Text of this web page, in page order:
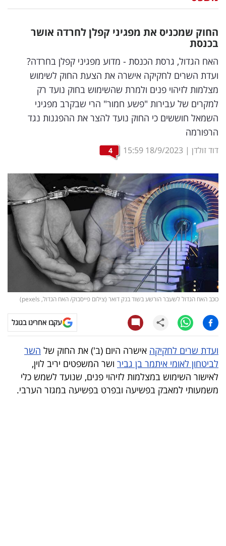
דיגיטל
וטק
שיווק
ופרסום
משפט
מדדים
דעות
רכילות
עסקית
קריפטו
ויראלי
טלוויזיה
עסקי
ספורט
קריירה
ולימודים
מינויים
החוק שמכניס את מפגיני קפלן לחרדה אושר
בכנסת
האח הגדול, גרסת הכנסת - מדוע מפגיני קפלן בחרדה?
ועדת השרים לחקיקה אישרה את הצעת החוק לשימוש
מצלמות לזיהוי פנים ולמרת שהשימוש בחוק נועד רק
למקרים של עבירות "פשע חמור" הרי שבקרב מפגיני
השמאל חוששים כי החוק נועד להצר את ההפגנות נגד
הרפורמה
דוד זולדן |
18/9/2023
15:59
4
כוכב האח הגדול לשעבר הורשע בשוד בנק דואר (צילום פייסבוק/ האח הגדול, pexels)
עקבו אחרינו בגוגל
ועדת שרים לחקיקה אישרה היום (ב') את החוק של השר
לביטחון לאומי איתמר בן גביר ושר המשפטים יריב לוין,
לאישור השימוש במצלמות לזיהוי פנים, שנועד לשמש כלי
משמעותי למאבק בפשיעה ובפרט בפשיעה במגזר הערבי.